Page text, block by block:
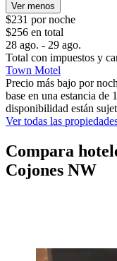
Ver menos
$231 por noche
$256 en total
28 ago. - 29 ago.
Total con impuestos y
Town Motel
Precio más bajo por
base en una estancia de
disponibilidad están
Ver todas las
Compara
Cojones NW